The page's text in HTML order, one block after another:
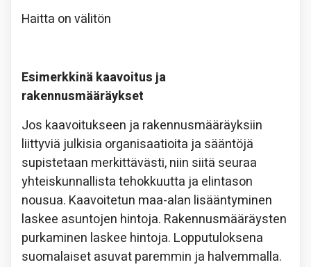
Haitta on välitön
Esimerkkinä kaavoitus ja
rakennusmääräykset
Jos kaavoitukseen ja rakennusmääräyksiin
liittyviä julkisia organisaatioita ja sääntöjä
supistetaan merkittävästi, niin siitä seuraa
yhteiskunnallista tehokkuutta ja elintason
nousua. Kaavoitetun maa-alan lisääntyminen
laskee asuntojen hintoja. Rakennusmääräysten
purkaminen laskee hintoja. Lopputuloksena
suomalaiset asuvat paremmin ja halvemmalla.